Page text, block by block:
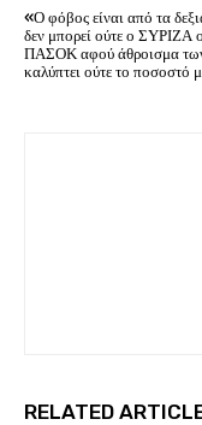
«Ο φόβος είναι από τα
δεν μπορεί ούτε ο ΣΥΡΙΖΑ
ΠΑΣΟΚ αφού άθροισμα
καλύπτει ούτε το ποσοστό
RELATED